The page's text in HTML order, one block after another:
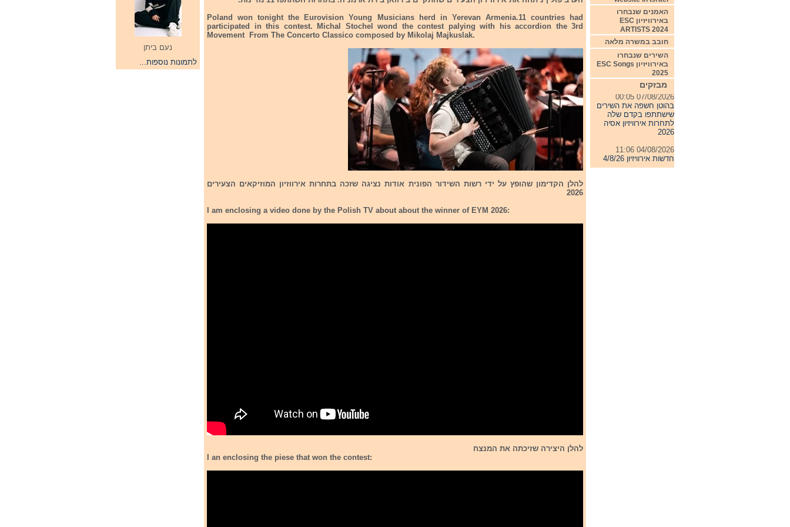
נעם ביתן
לתמונות נוספות...
Poland won tonight the Eurovision Young Musicians herd in Yerevan Armenia.11 countries had
participated in this contest. Michal Stochel wond the contest palying with his accordion the 3rd
Movement From The Concerto Classico composed by Mikolaj Majkuslak.
להלן הקדימון שהופץ על ידי רשות השידור הפונית אודות נציגה שזכה בתחרות אירווזיון המוזיקאים הצעירים
2026
I am enclosing a video done by the Polish TV about about the winner of EYM 2026:
להלן היצירה שזיכתה את המנצח
I an enclosing the piese that won the contest:
האמנים שנבחרו
באירוויזיון ESC
ARTISTS 2024
חובב במשרה מלאה
השירים שנבחרו
באירוויזיון ESC Songs
2025
מבזקים
07/08/2026 00:05
בהוטן חשפה את השירים
שישתתפו בקדם שלה
לתחרות אירוויזיון אסיה
2026
04/08/2026 11:06
חדשות אירוויזיון 4/8/26